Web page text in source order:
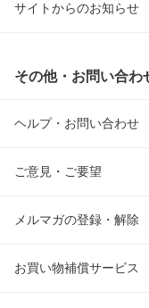
サイトからのお知らせ
その他・お問い合わ
ヘルプ・お問い合わせ
ご意見・ご要望
メルマガの登録・解除
お買い物補償サービス